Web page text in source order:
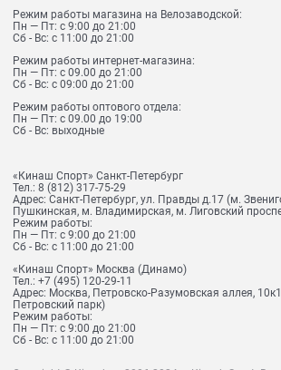
Режим работы магазина на Велозаводской:
Пн — Пт: с 9:00 до 21:00
Сб - Вс: с 11:00 до 21:00
Режим работы интернет-магазина:
Пн — Пт: с 09.00 до 21:00
Сб - Вс: с 09:00 до 21:00
Режим работы оптового отдела:
Пн — Пт: с 09.00 до 19:00
Сб - Вс: выходные
«Кинаш Спорт» Санкт-Петербург
Тел.: 8 (812) 317-75-29
Адрес: Санкт-Петербург, ул. Правды д.17 (м.
Пушкинская, м. Владимирская, м. Лиговский
Режим работы:
Пн — Пт: с 9:00 до 21:00
Сб - Вс: с 11:00 до 21:00
«Кинаш Спорт» Москва (Динамо)
Тел.: +7 (495) 120-29-11
Адрес: Москва, Петровско-Разумовская аллея,
Петровский парк)
Режим работы:
Пн — Пт: с 9:00 до 21:00
Сб - Вс: с 11:00 до 21:00